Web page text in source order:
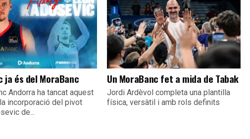
ja és del MoraBanc
Andorra ha tancat aquest
incorporació del pivot
de...
Un MoraBanc fet a mida de Tabak
Jordi Ardèvol completa una plantilla
física, versàtil i amb rols definits